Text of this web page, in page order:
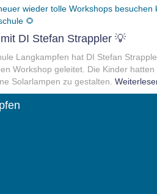
🌻
DI Stefan Strappler 💡
Langkampfen hat DI Stefan
Workshop geleitet. Die Kinder
Solarlampen zu gestalten.